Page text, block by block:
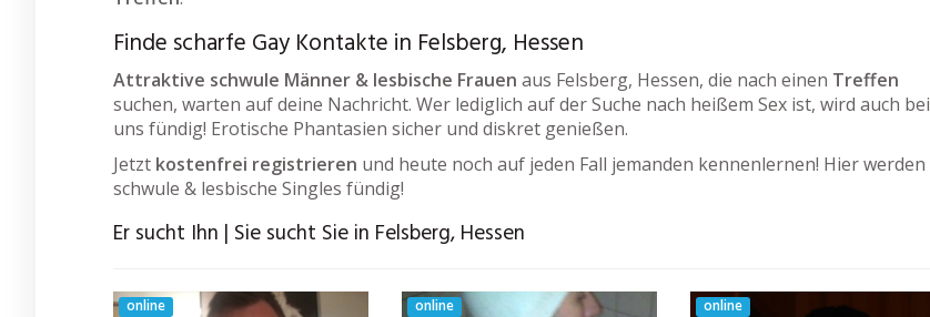
Finde scharfe Gay Kontakte in Felsberg, Hessen
Attraktive schwule Männer & lesbische Frauen aus Felsberg, Hessen, die nach einen Treffen
suchen, warten auf deine Nachricht. Wer lediglich auf der Suche nach heißem Sex ist, wird auch bei
uns fündig! Erotische Phantasien sicher und diskret genießen.
Jetzt kostenfrei registrieren und heute noch auf jeden Fall jemanden kennenlernen! Hier werden
schwule & lesbische Singles fündig!
Er sucht Ihn | Sie sucht Sie in Felsberg, Hessen
online online online